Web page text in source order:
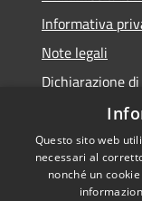
Informativa
Note legali
Dichiarazione
Accessibilità
Questo sito web
necessari al
nonché un